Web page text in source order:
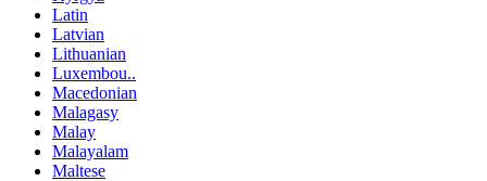
Latin
Latvian
Lithuanian
Luxembou..
Macedonian
Malagasy
Malay
Malayalam
Maltese